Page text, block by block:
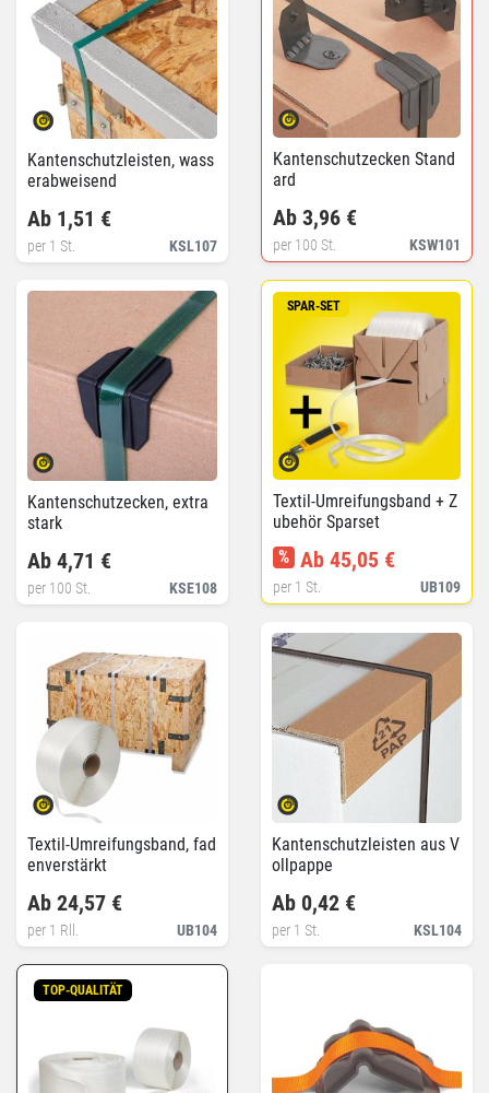
Kantenschutzleisten, wass
erabweisend
KSL107
Ab 1,51 €
per 1 St.
Kantenschutzecken Stand
ard
KSW101
Ab 3,96 €
per 100 St.
Kantenschutzecken, extra
stark
KSE108
Ab 4,71 €
per 100 St.
SPAR-SET
Textil-Umreifungsband + Z
ubehör Sparset
UB109
% Ab 45,05 €
per 1 St.
Textil-Umreifungsband, fad
enverstärkt
UB104
Ab 24,57 €
per 1 Rll.
Kantenschutzleisten aus V
ollpappe
KSL104
Ab 0,42 €
per 1 St.
TOP-QUALITÄT